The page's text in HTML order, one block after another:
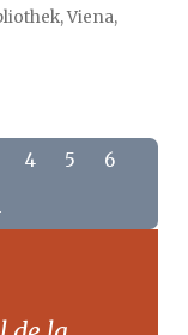
Viena,
4 5
6